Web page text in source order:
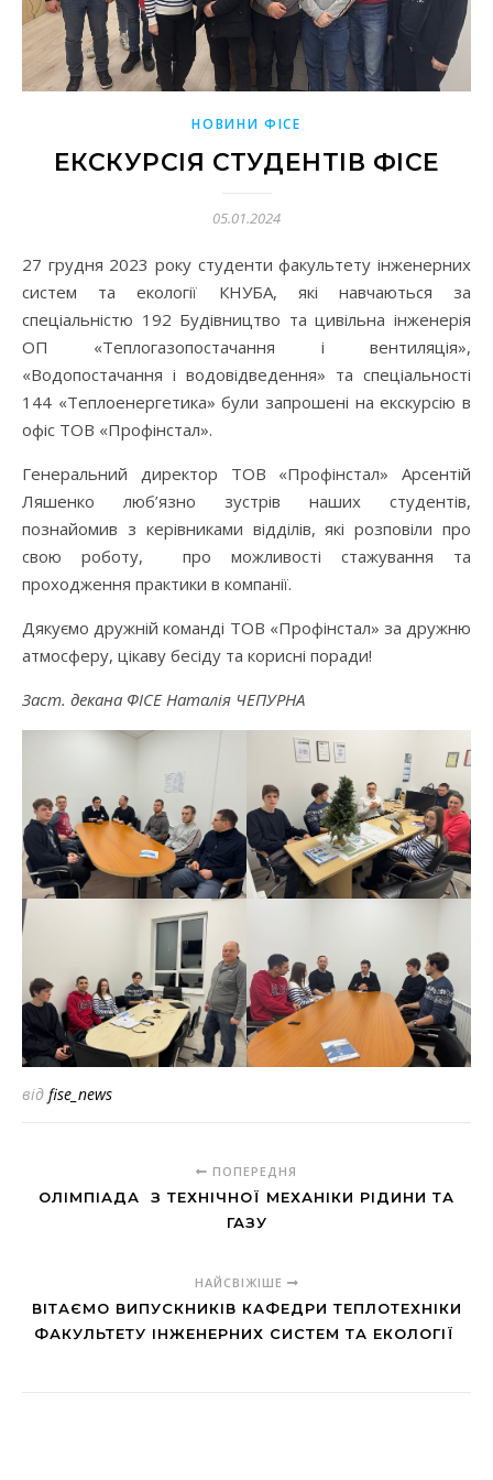
НОВИНИ ФІСЕ
ЕКСКУРСІЯ СТУДЕНТІВ ФІСЕ
05.01.2024
27 грудня 2023 року студенти факультету інженерних
систем та екології КНУБА, які навчаються за
спеціальністю 192 Будівництво та цивільна інженерія
ОП «Теплогазопостачання і вентиляція»,
«Водопостачання і водовідведення» та спеціальності
144 «Теплоенергетика» були запрошені на екскурсію в
офіс ТОВ «Профінстал».
Генеральний директор ТОВ «Профінстал» Арсентій
Ляшенко люб’язно зустрів наших студентів,
познайомив з керівниками відділів, які розповіли про
свою роботу, про можливості стажування та
проходження практики в компанії.
Дякуємо дружній команді ТОВ «Профінстал» за дружню
атмосферу, цікаву бесіду та корисні поради!
Заст. декана ФІСЕ Наталія ЧЕПУРНА
від fise_news
ПОПЕРЕДНЯ
ОЛІМПІАДА З ТЕХНІЧНОЇ МЕХАНІКИ РІДИНИ ТА
ГАЗУ
НАЙСВІЖІШЕ
ВІТАЄМО ВИПУСКНИКІВ КАФЕДРИ ТЕПЛОТЕХНІКИ
ФАКУЛЬТЕТУ ІНЖЕНЕРНИХ СИСТЕМ ТА ЕКОЛОГІЇ